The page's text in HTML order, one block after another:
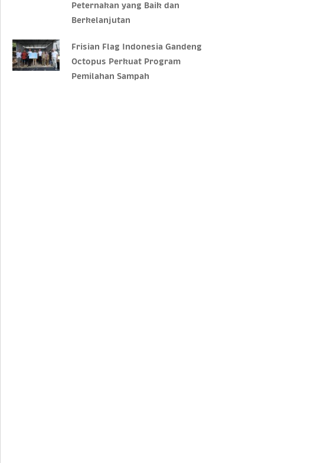
Peternakan yang Baik dan
Berkelanjutan
Frisian Flag Indonesia Gandeng
Octopus Perkuat Program
Pemilahan Sampah